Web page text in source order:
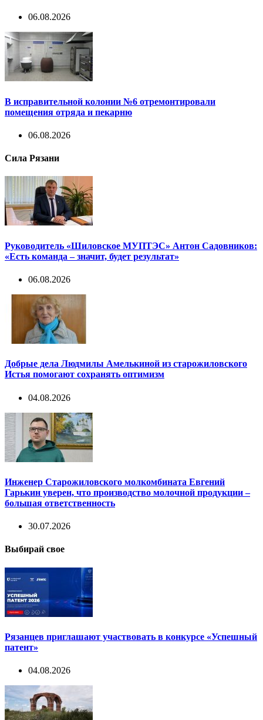
06.08.2026
В исправительной колонии №6 отремонтировали
помещения отряда и пекарню
06.08.2026
Сила Рязани
Руководитель «Шиловское МУПТЭС» Антон Садовников:
«Есть команда – значит, будет результат»
06.08.2026
Добрые дела Людмилы Амелькиной из старожиловского
Истья помогают сохранять оптимизм
04.08.2026
Инженер Старожиловского молкомбината Евгений
Гарькин уверен, что производство молочной продукции –
большая ответственность
30.07.2026
Выбирай свое
Рязанцев приглашают участвовать в конкурсе «Успешный
патент»
04.08.2026